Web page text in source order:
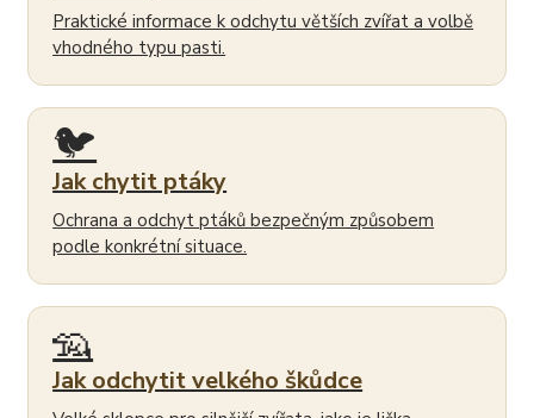
Praktické informace k odchytu větších zvířat a volbě
vhodného typu pasti.
🐦
Jak chytit ptáky
Ochrana a odchyt ptáků bezpečným způsobem
podle konkrétní situace.
🦡
Jak odchytit velkého škůdce